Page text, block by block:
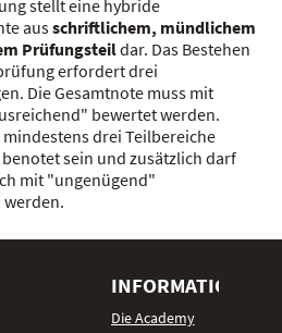
stellt eine hybride
ausschriftlichem, mündlichem
Prüfungsteildar. Das Bestehen
erfordert drei
Die Gesamtnote muss mit
bewertet werden.
mindestens drei Teilbereiche
sein und zusätzlich darf
mit "ungenügend"
werden.
INFORMATIONEN
Die Academy